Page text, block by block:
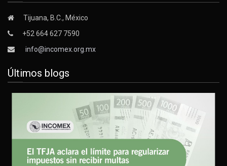
Tijuana, B.C., México
+52 664 627 7590
info@incomex.org.mx
Últimos blogs